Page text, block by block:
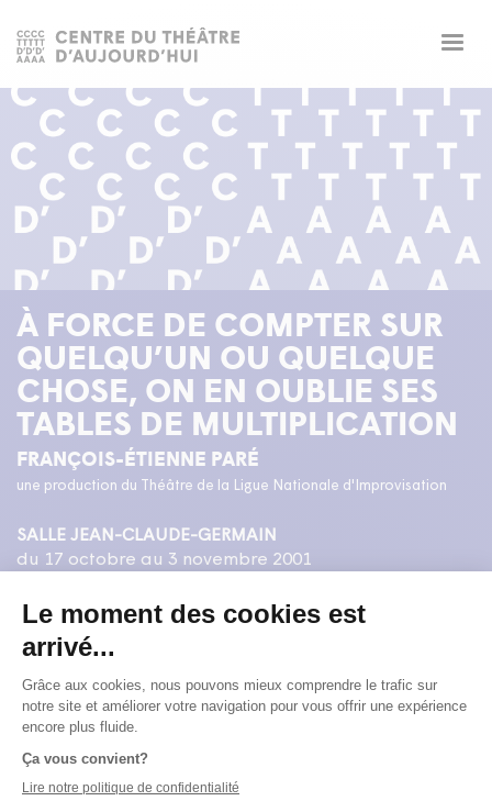
À FORCE DE COMPTER SUR
QUELQU’UN OU QUELQUE
CHOSE, ON EN OUBLIE SES
TABLES DE MULTIPLICATION
FRANÇOIS-ÉTIENNE PARÉ
une production du Théâtre de la Ligue Nationale d'Improvisation
SALLE JEAN-CLAUDE-GERMAIN
du 17 octobre au 3 novembre 2001
RÉSUMÉ
En quatre épisodes, Suri Burin nous fait faire le tour
de son univers, de l'enfance à l'adolescence, des
funérailles de son cousin mort du sida à la trahison
finale, celle de l'imposture. Sa quête d'identité se